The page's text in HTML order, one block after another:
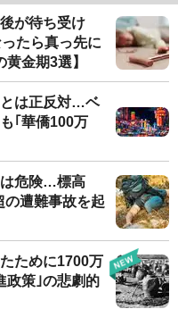
が待ち受け
たら真っ先に
金期3選】
は正反対…ベ
｢華僑100万
は危険…標高
遭難事故を起
ために1700万
政策｣の悲劇的